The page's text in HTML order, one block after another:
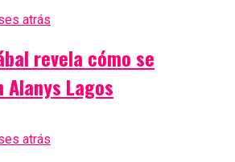
atrás
revela cómo se
Lagos
atrás